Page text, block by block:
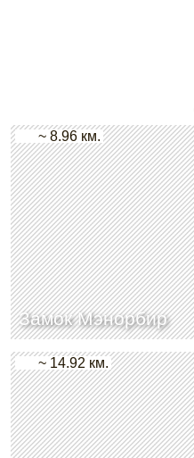
Замок Мэнорбир
~ 8.96 км.
~ 14.92 км.